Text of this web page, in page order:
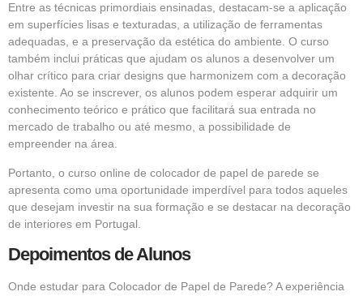
Entre as técnicas primordiais ensinadas, destacam-se a aplicação
em superfícies lisas e texturadas, a utilização de ferramentas
adequadas, e a preservação da estética do ambiente. O curso
também inclui práticas que ajudam os alunos a desenvolver um
olhar crítico para criar designs que harmonizem com a decoração
existente. Ao se inscrever, os alunos podem esperar adquirir um
conhecimento teórico e prático que facilitará sua entrada no
mercado de trabalho ou até mesmo, a possibilidade de
empreender na área.
Portanto, o curso online de colocador de papel de parede se
apresenta como uma oportunidade imperdível para todos aqueles
que desejam investir na sua formação e se destacar na decoração
de interiores em Portugal.
Depoimentos de Alunos
Onde estudar para Colocador de Papel de Parede? A experiência